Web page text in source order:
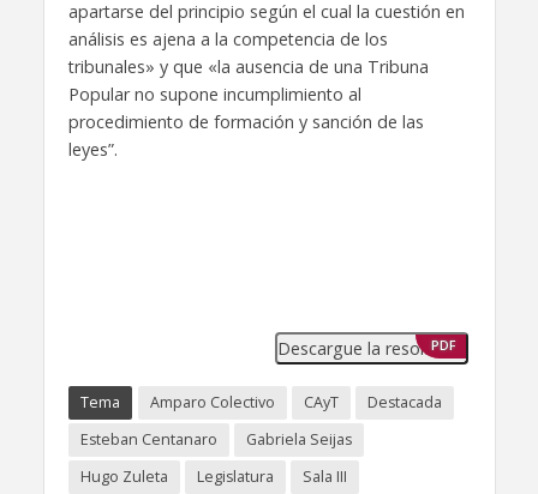
apartarse del principio según el cual la cuestión en
análisis es ajena a la competencia de los
tribunales» y que «la ausencia de una Tribuna
Popular no supone incumplimiento al
procedimiento de formación y sanción de las
leyes”.
Descargue la resolución
PDF
Tema Amparo Colectivo CAyT
Destacada
Esteban Centanaro
Gabriela Seijas
Hugo Zuleta
Legislatura
Sala III